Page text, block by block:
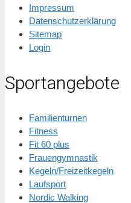
Impressum
Datenschutzerklärung
Sitemap
Login
Sportangebote
Familienturnen
Fitness
Fit 60 plus
Frauengymnastik
Kegeln/Freizeitkegeln
Laufsport
Nordic Walking